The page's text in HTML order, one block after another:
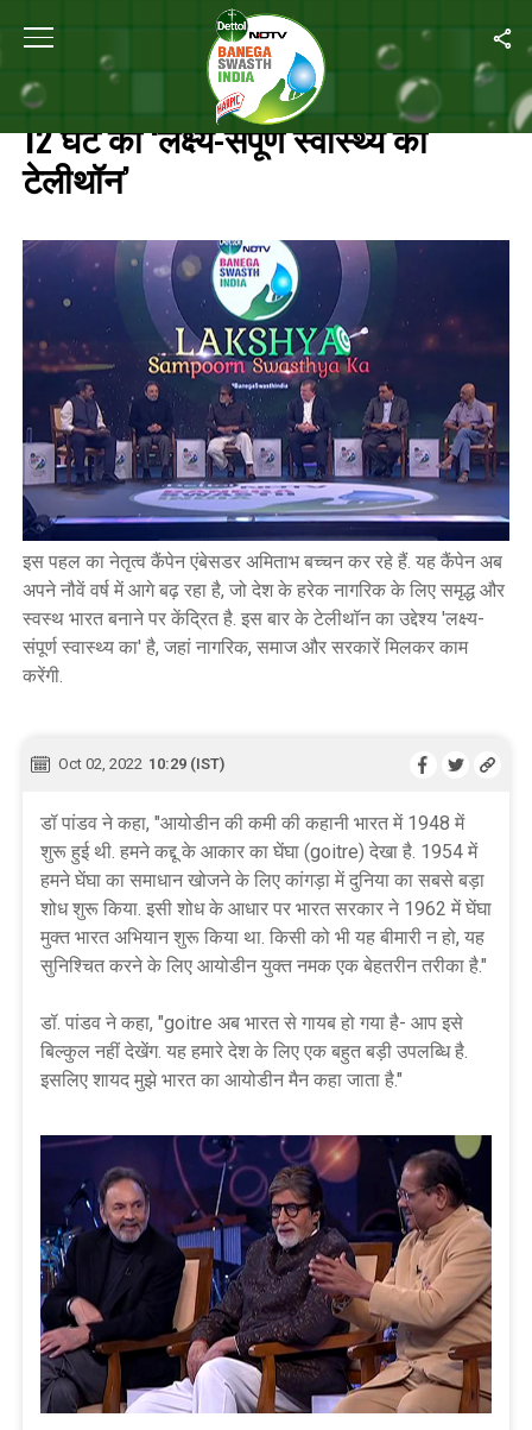
Home Highlights: अमिताभ बच्चन के साथ 12 घंटे का ‘लक्ष्य-संपूर्ण स्वास्थ्य का
HIGHLIGHTS: अमिताभ बच्चन के साथ
12 घंटे का ‘लक्ष्य-संपूर्ण स्वास्थ्य का
टेलीथॉन’
इस पहल का नेतृत्व कैंपेन एंबेसडर अमिताभ बच्‍चन कर रहे हैं. यह कैंपेन अब
अपने नौवें वर्ष में आगे बढ़ रहा है, जो देश के हरेक नागरिक के लिए समृद्ध और
स्वस्थ भारत बनाने पर केंद्रित है. इस बार के टेलीथॉन का उद्देश्य 'लक्ष्य-
संपूर्ण स्वास्थ्य का' है, जहां नागरिक, समाज और सरकारें मिलकर काम
करेंगी.
Oct 02, 2022 10:29 (IST)
डॉ पांडव ने कहा, "आयोडीन की कमी की कहानी भारत में 1948 में
शुरू हुई थी. हमने कद्दू के आकार का घेंघा (goitre) देखा है. 1954 में
हमने घेंघा का समाधान खोजने के लिए कांगड़ा में दुनिया का सबसे बड़ा
शोध शुरू किया. इसी शोध के आधार पर भारत सरकार ने 1962 में घेंघा
मुक्त भारत अभियान शुरू किया था. किसी को भी यह बीमारी न हो, यह
सुनिश्चित करने के लिए आयोडीन युक्त नमक एक बेहतरीन तरीका है."
डॉ. पांडव ने कहा, "goitre अब भारत से गायब हो गया है- आप इसे
बिल्कुल नहीं देखेंग. यह हमारे देश के लिए एक बहुत बड़ी उपलब्धि है.
इसलिए शायद मुझे भारत का आयोडीन मैन कहा जाता है."